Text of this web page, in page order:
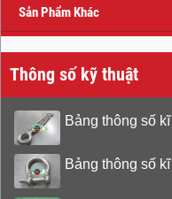
Sản Phẩm Khác
Thông số kỹ thuật
Bảng thông số
Bảng thông số